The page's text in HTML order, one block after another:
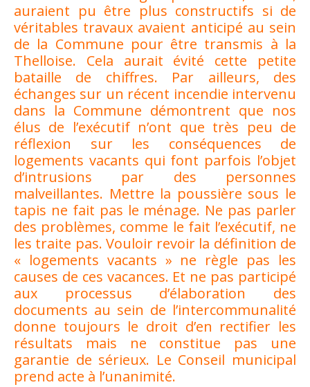
auraient pu être plus constructifs si de
véritables travaux avaient anticipé au sein
de la Commune pour être transmis à la
Thelloise. Cela aurait évité cette petite
bataille de chiffres. Par ailleurs, des
échanges sur un récent incendie intervenu
dans la Commune démontrent que nos
élus de l’exécutif n’ont que très peu de
réflexion sur les conséquences de
logements vacants qui font parfois l’objet
d’intrusions par des personnes
malveillantes. Mettre la poussière sous le
tapis ne fait pas le ménage. Ne pas parler
des problèmes, comme le fait l’exécutif, ne
les traite pas. Vouloir revoir la définition de
« logements vacants » ne règle pas les
causes de ces vacances. Et ne pas participé
aux processus d’élaboration des
documents au sein de l’intercommunalité
donne toujours le droit d’en rectifier les
résultats mais ne constitue pas une
garantie de sérieux. Le Conseil municipal
prend acte à l’unanimité.